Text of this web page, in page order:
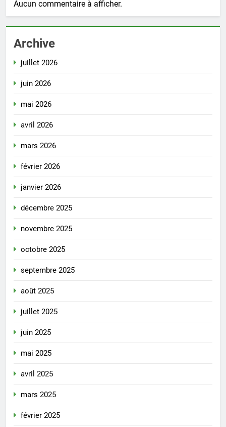
Aucun commentaire à afficher.
Archive
juillet 2026
juin 2026
mai 2026
avril 2026
mars 2026
février 2026
janvier 2026
décembre 2025
novembre 2025
octobre 2025
septembre 2025
août 2025
juillet 2025
juin 2025
mai 2025
avril 2025
mars 2025
février 2025